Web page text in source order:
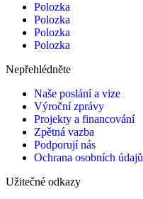
Polozka
Polozka
Polozka
Polozka
Nepřehlédněte
Naše poslání a vize
Výroční zprávy
Projekty a financování
Zpětná vazba
Podporují nás
Ochrana osobních údajů
Užitečné odkazy